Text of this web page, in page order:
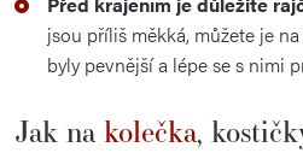
jsou příliš měkká, můžete je
byly pevnější a lépe se s nimi
Jak na kolečka,